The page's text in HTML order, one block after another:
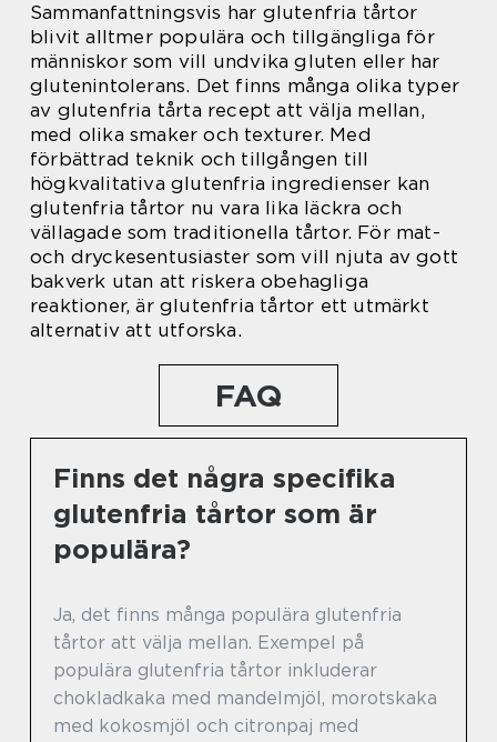
Sammanfattningsvis har glutenfria tårtor
blivit alltmer populära och tillgängliga för
människor som vill undvika gluten eller har
glutenintolerans. Det finns många olika typer
av glutenfria tårta recept att välja mellan,
med olika smaker och texturer. Med
förbättrad teknik och tillgången till
högkvalitativa glutenfria ingredienser kan
glutenfria tårtor nu vara lika läckra och
vällagade som traditionella tårtor. För mat-
och dryckesentusiaster som vill njuta av gott
bakverk utan att riskera obehagliga
reaktioner, är glutenfria tårtor ett utmärkt
alternativ att utforska.
FAQ
Finns det några specifika
glutenfria tårtor som är
populära?
Ja, det finns många populära glutenfria
tårtor att välja mellan. Exempel på
populära glutenfria tårtor inkluderar
chokladkaka med mandelmjöl, morotskaka
med kokosmjöl och citronpaj med